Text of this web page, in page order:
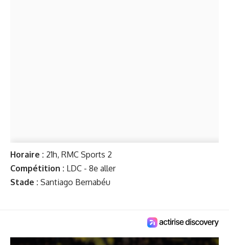
Horaire : 21h, RMC Sports 2
Compétition : LDC - 8e aller
Stade : Santiago Bernabéu